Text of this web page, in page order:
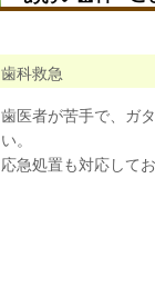
歯科救急
歯医者が苦手で、ガ
い。
応急処置も対応して